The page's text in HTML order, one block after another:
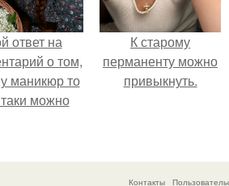
ответ на
о том,
маникюр то
можно
К старому
перманенту можно
привыкнуть.
Контакты